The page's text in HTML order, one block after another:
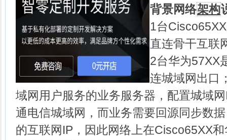
背景网络架构
1台
直连骨干互联
2台华为57XX
连城域网出口
域网用户服务的业务服务器，配置城域
通电信城域网，而业务需要回源同步数
的互联网IP，因此网络上在Cisco65XX